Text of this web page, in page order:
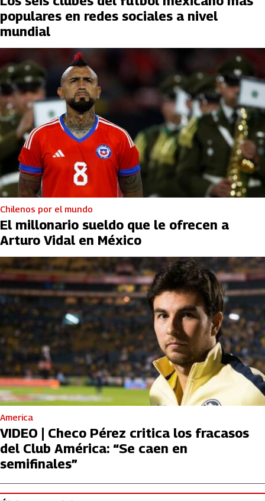
populares en redes sociales a nivel
mundial
Chilenos por el mundo
El millonario sueldo que le ofrecen a
Arturo Vidal en México
America
VIDEO | Checo Pérez critica los fracasos
del Club América: “Se caen en
semifinales”